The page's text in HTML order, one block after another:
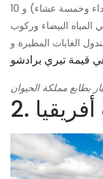
والوجبات (ستة وجبات إفطار وأربع وجبات غداء وخمسة عشاء) و 10
البيضاء وركوب
قيمة تيري برادشو
بطابع مملكة الحيوان